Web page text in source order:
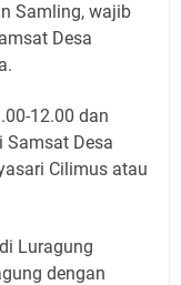
Samling, wajib
Desa
12.00 dan
Samsat Desa
Cilimus atau
Luragung
dengan